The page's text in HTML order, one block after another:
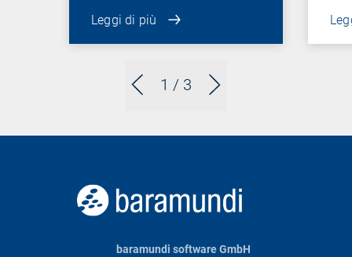
1 / 3
Leggi di più
baramundi software GmbH